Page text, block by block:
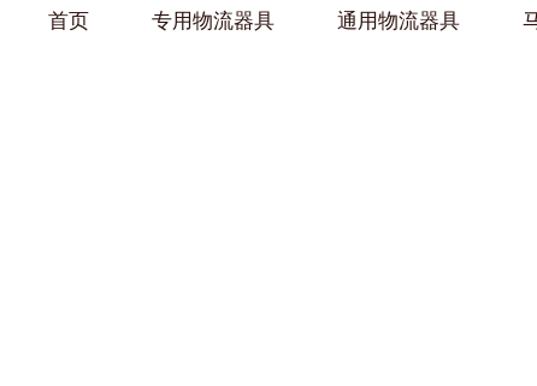
首页 专用物流器具 通用物流器具